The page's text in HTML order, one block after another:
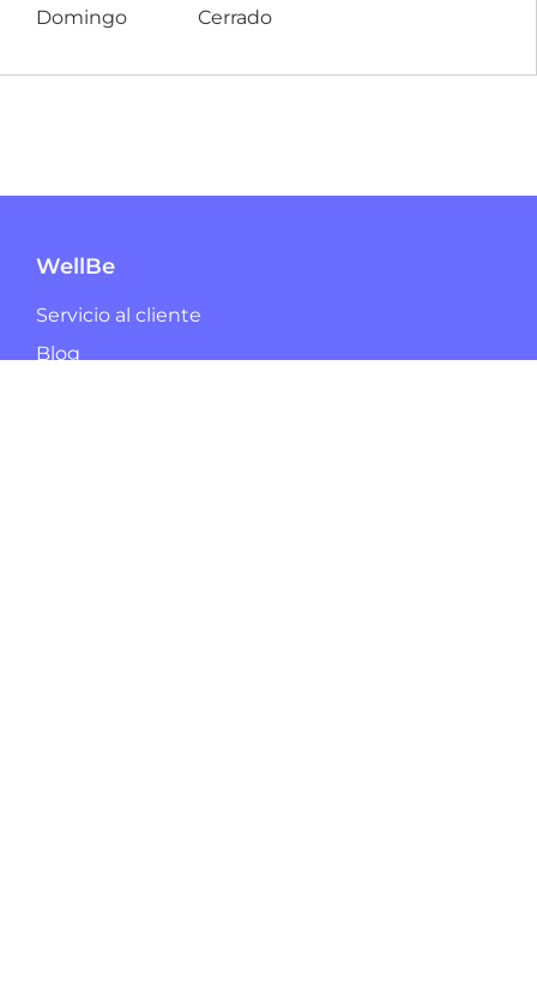
Domingo Cerrado
WellBe
Servicio al cliente
Blog